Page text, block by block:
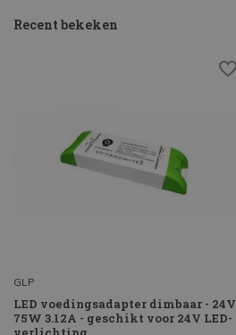
Recent bekeken
GLP
LED voedingsadapter dimbaar - 24V
75W 3.12A - geschikt voor 24V LED-